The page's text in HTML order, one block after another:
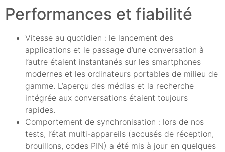
Performances et fiabilité
Vitesse au quotidien : le lancement des
applications et le passage d’une conversation à
l’autre étaient instantanés sur les smartphones
modernes et les ordinateurs portables de milieu de
gamme. L’aperçu des médias et la recherche
intégrée aux conversations étaient toujours
rapides.
Comportement de synchronisation : lors de nos
tests, l’état multi-appareils (accusés de réception,
brouillons, codes PIN) a été mis à jour en quelques